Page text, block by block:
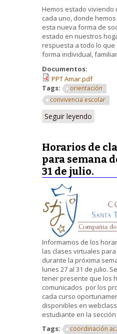
Hemos estado viviendo
cada uno, donde
esta nueva forma de
estado en nuestros
respuesta a todo lo
forma individual,
Documentos:
PPT Amar.pdf
Tags:
orientación
convivencia escolar
Seguir leyendo
Horarios de
para semana
31 de julio.
Informamos de los
las clases virtuales
durante la próxima
lunes 27 al 31 de julio.
tener presente que los
comunicados por los
cada curso
disponibles en
estudiante en la
Tags:
coordinación